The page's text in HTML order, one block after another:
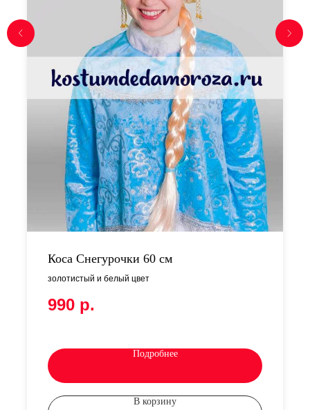
Коса Снегурочки 60 см
золотистый и белый цвет
990 р.
Подробнее
В корзину